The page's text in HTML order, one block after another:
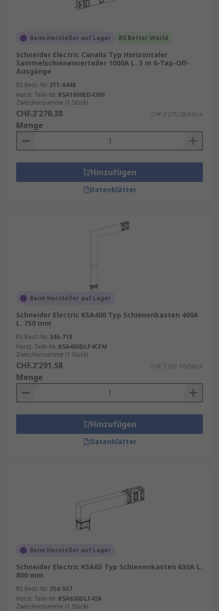
Beim Hersteller auf Lager RS Better World
Schneider Electric Canalis Typ Horizontaler
Sammelschienenverteiler 1000A L. 3 m 6-Tap-Off-
Ausgänge
RS Best.-Nr. 211-0448
Herst. Teile-Nr. KSA1000ED4306
Zwischensumme (1 Stück)
CHF.3'270.38 CHF.3'270.38/Stück
Menge
Hinzufügen
Datenblätter
Beim Hersteller auf Lager
Schneider Electric KSA400 Typ Schienenkasten 400A
L. 750 mm
RS Best.-Nr. 346-718
Herst. Teile-Nr. KSA400DLF4CFM
Zwischensumme (1 Stück)
CHF.2'291.58 CHF.2'291.58/Stück
Menge
Hinzufügen
Datenblätter
Beim Hersteller auf Lager
Schneider Electric KSA63 Typ Schienenkasten 630A L.
800 mm
RS Best.-Nr. 354-557
Herst. Teile-Nr. KSA630DLF42A
Zwischensumme (1 Stück)